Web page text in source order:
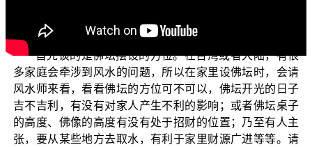
及其他应注意事项。
首先谈的是佛坛摆设的方位。在台湾或者大陆，有很
多家庭会牵涉到风水的问题，所以在家里设佛坛时，会请
风水师来看，看看佛坛的方位可不可以，佛坛开光的日子
吉不吉利，有没有对家人产生不利的影响；或者佛坛桌子
的高度、佛像的高度有没有处于招财的位置；乃至有人主
张，要从某些地方去取水，有利于家里财源广进等等。请